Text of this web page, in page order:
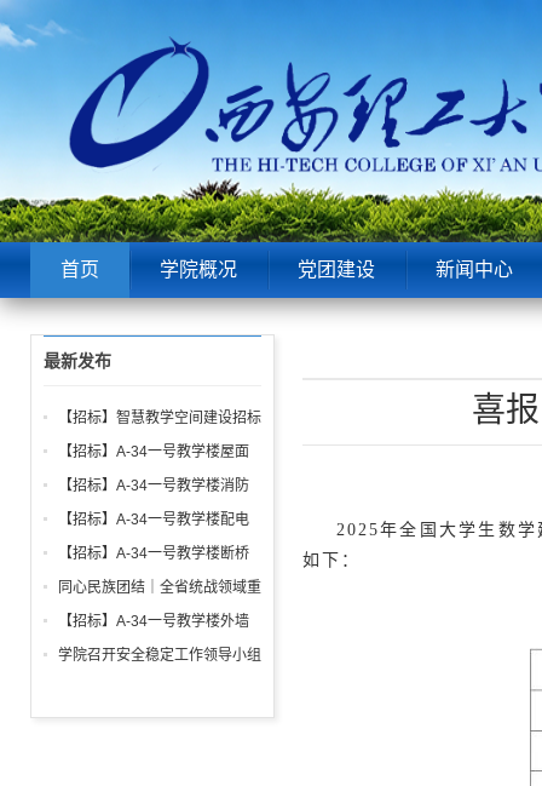
首页 学院概况 党团建设 新闻中心
喜
2025年全国大学生数
如下：
最新发布
【招标】智慧教学空间建设招标
公告
【招标】A-34一号教学楼屋面
找坡层及保温层工程招标公告
【招标】A-34一号教学楼消防
给水、电气、通风系统与防火门
调试工程招标公告
【招标】A-34一号教学楼配电
箱、柜采购招标文件
【招标】A-34一号教学楼断桥
铝合金窗深化设计、制作安装招
标公告
同心民族团结｜全省统战领域重
点工作推进会召开
【招标】A-34一号教学楼外墙
保温及饰面工程招标公告
学院召开安全稳定工作领导小组
校园安全工作